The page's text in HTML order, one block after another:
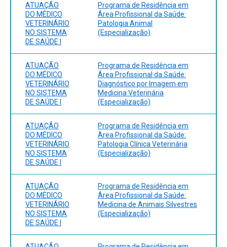
ATUAÇÃO
DO MÉDICO
VETERINÁRIO
NO SISTEMA
DE SAÚDE I
Programa de Residência em
Área Profissional da Saúde:
Patologia Animal
(Especialização)
ATUAÇÃO
DO MÉDICO
VETERINÁRIO
NO SISTEMA
DE SAÚDE I
Programa de Residência em
Área Profissional da Saúde:
Diagnóstico por Imagem em
Medicina Veterinária
(Especialização)
ATUAÇÃO
DO MÉDICO
VETERINÁRIO
NO SISTEMA
DE SAÚDE I
Programa de Residência em
Àrea Profissional da Saúde:
Patologia Clínica Veterinária
(Especialização)
ATUAÇÃO
DO MÉDICO
VETERINÁRIO
NO SISTEMA
DE SAÚDE I
Programa de Residência em
Área Profissional da Saúde:
Medicina de Animais Silvestres
(Especialização)